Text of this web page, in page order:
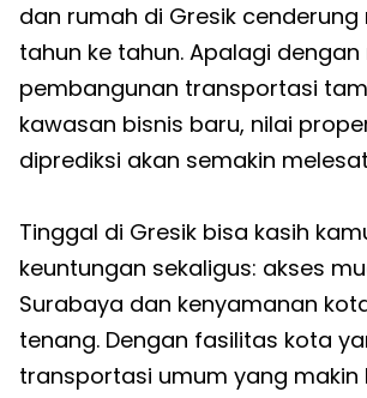
dan rumah di Gresik cenderung
tahun ke tahun. Apalagi
pembangunan transportasi
kawasan bisnis baru, nilai
diprediksi akan semakin
Tinggal di Gresik bisa kasih
keuntungan sekaligus: akses
Surabaya dan kenyamanan
tenang. Dengan fasilitas kota
transportasi umum yang makin